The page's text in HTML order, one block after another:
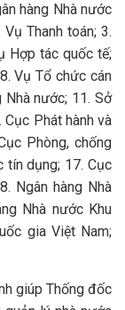
hàng Nhà nước
Thanh toán; 3.
Hợp tác quốc tế;
Vụ Tổ chức cán
Nhà nước; 11. Sở
Cục Phát hành và
Phòng, chống
tín dụng; 17. Cục
Ngân hàng Nhà
Nhà nước Khu
gia Việt Nam;
giúp Thống đốc